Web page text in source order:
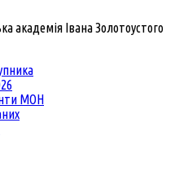
академія Івана Золотоустого
МОН